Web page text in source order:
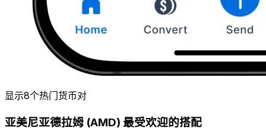
显示8个热门货币对
亚美尼亚德拉姆 (AMD) 最受欢迎的搭配